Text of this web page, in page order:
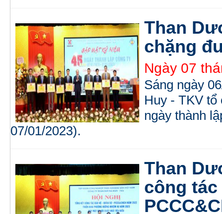
Than
chặng
Ngày 07
Sáng ngày
Huy - TKV
ngày thành
07/01/2023).
Than
công tác